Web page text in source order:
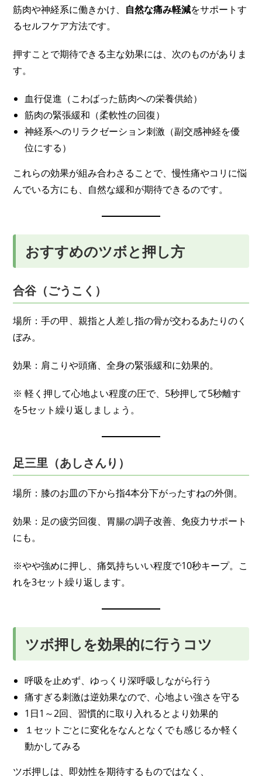
筋肉や神経系に働きかけ、 自然な痛み軽減をサポートす
るセルフケア方法です。
押すことで期待できる主な効果には、次のものがありま
す。
血行促進（こわばった筋肉への栄養供給）
筋肉の緊張緩和（柔軟性の回復）
神経系へのリラクゼーション刺激（副交感神経を優
位にする）
これらの効果が組み合わさることで、慢性痛やコリに悩
んでいる方にも、自然な緩和が期待できるのです。
おすすめのツボと押し方
合谷（ごうこく）
場所：手の甲、親指と人差し指の骨が交わるあたりのく
ぼみ。
効果：肩こりや頭痛、全身の緊張緩和に効果的。
※ 軽く押して心地よい程度の圧で、5秒押して5秒離す
を5セット繰り返しましょう。
足三里（あしさんり）
場所：膝のお皿の下から指4本分下がったすねの外側。
効果：足の疲労回復、胃腸の調子改善、免疫力サポート
にも。
※やや強めに押し、痛気持ちいい程度で10秒キープ。こ
れを3セット繰り返します。
ツボ押しを効果的に行うコツ
呼吸を止めず、ゆっくり深呼吸しながら行う
痛すぎる刺激は逆効果なので、心地よい強さを守る
1日1～2回、習慣的に取り入れるとより効果的
１セットごとに変化をなんとなくでも感じるか軽く
動かしてみる
ツボ押しは、即効性を期待するものではなく、